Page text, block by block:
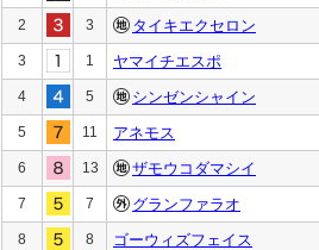
2 3 タイキエクセロン
3 1 ヤマイチエスポ
4 5 シンゼンシャイン
5 11 アネモス
6 13 ザモウコダマシイ
7 7 グランファラオ
8 8 ゴーウィズフェイス